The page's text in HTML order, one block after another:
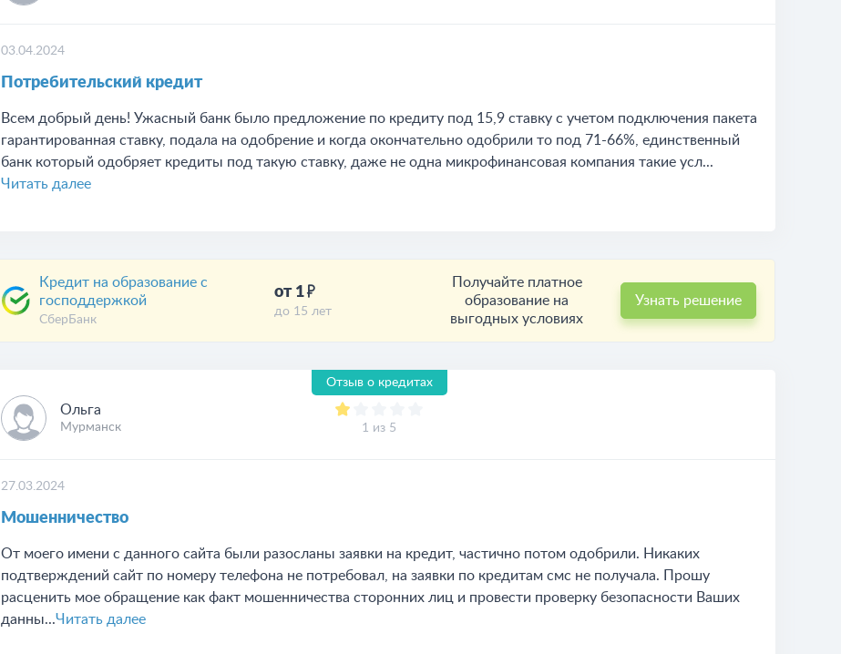
03.04.2024
Потребительский кредит
Всем добрый день! Ужасный банк было предложение по кредиту под 15,9 ставку с учетом подключения пакета
гарантированная ставку, подала на одобрение и когда окончательно одобрили то под 71-66%, единственный
банк который одобряет кредиты под такую ставку, даже не одна микрофинансовая компания такие усл...
Читать далее
Кредит на образование с
господдержкой
СберБанк
от 1
до 15 лет
Получайте платное
образование на
выгодных условиях
Узнать решение
Отзыв о кредитах
Ольга
Мурманск 1 из 5
27.03.2024
Мошенничество
От моего имени с данного сайта были разосланы заявки на кредит, частично потом одобрили. Никаких
подтверждений сайт по номеру телефона не потребовал, на заявки по кредитам смс не получала. Прошу
расценить мое обращение как факт мошенничества сторонних лиц и провести проверку безопасности Ваших
данны...Читать далее